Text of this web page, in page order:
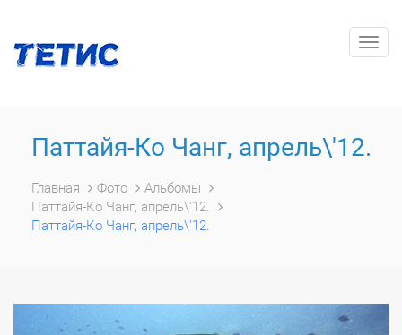
Паттайя-Ко Чанг, апрель\'12.
Главная Фото
Альбомы
Паттайя-Ко Чанг, апрель\'12.
Паттайя-Ко Чанг, апрель\'12.